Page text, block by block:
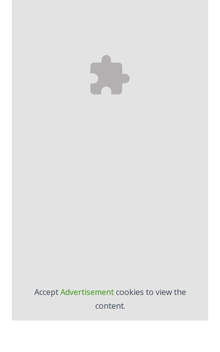
AcceptAdvertisementcookies to view the
content.